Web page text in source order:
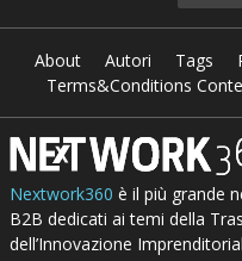
About Autori Tags
Terms&Conditions
Nextwork360 è il più grande
B2B dedicati ai temi della
dell’Innovazione